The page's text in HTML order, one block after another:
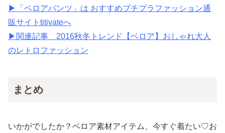
▶︎「ベロアパンツ」は おすすめプチプラファッション通
販サイトtitivateへ
▶︎関連記事 2016秋冬トレンド【ベロア】おしゃれ大人
のレトロファッション
まとめ
いかがでしたか？ベロア素材アイテム、今すぐ着たい♡お